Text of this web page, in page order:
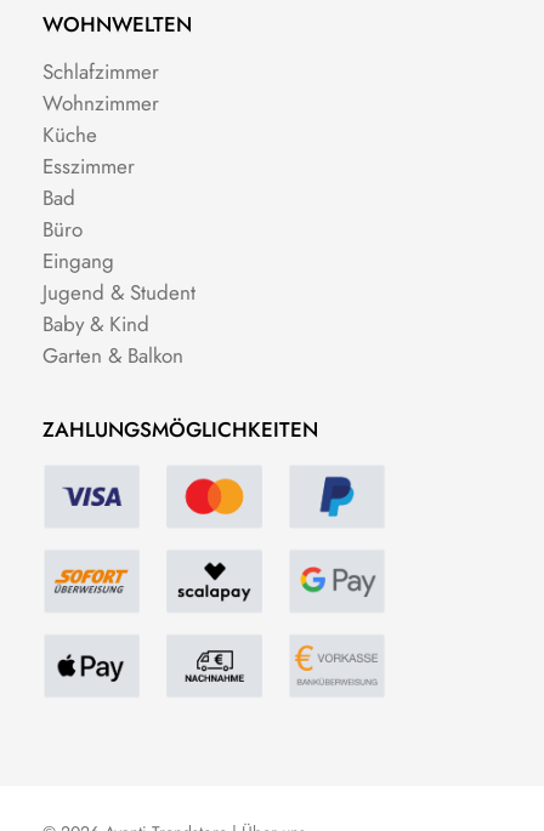
WOHNWELTEN
Schlafzimmer
Wohnzimmer
Küche
Esszimmer
Bad
Büro
Eingang
Jugend & Student
Baby & Kind
Garten & Balkon
ZAHLUNGSMÖGLICHKEITEN